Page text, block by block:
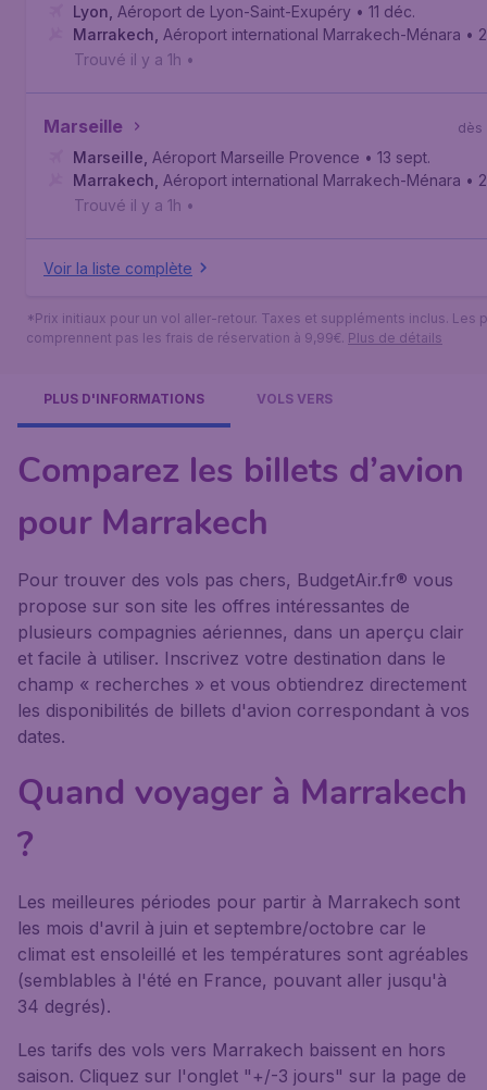
Lyon Aéroport de Lyon-Saint-Exupéry • 11 déc.
Marrakech Aéroport international Marrakech-Ménara •
Trouvé il y a 1h •
Marseille dès
Marseille Aéroport Marseille Provence • 13 sept.
Marrakech Aéroport international Marrakech-Ménara •
Trouvé il y a 1h •
Voir la liste complète
*Prix initiaux pour un vol aller-retour. Taxes et suppléments inclus. Les
comprennent pas les frais de réservation à 9,99€. Plus de détails
PLUS D'INFORMATIONS VOLS VERS
Comparez les billets d’avion
pour Marrakech
Pour trouver des vols pas chers, BudgetAir.fr® vous
propose sur son site les offres intéressantes de
plusieurs compagnies aériennes, dans un aperçu clair
et facile à utiliser. Inscrivez votre destination dans le
champ « recherches » et vous obtiendrez directement
les disponibilités de billets d'avion correspondant à vos
dates.
Quand voyager à Marrakech
?
Les meilleures périodes pour partir à Marrakech sont
les mois d'avril à juin et septembre/octobre car le
climat est ensoleillé et les températures sont agréables
(semblables à l'été en France, pouvant aller jusqu'à
34 degrés).
Les tarifs des vols vers Marrakech baissent en hors
saison. Cliquez sur l'onglet "+/-3 jours" sur la page de